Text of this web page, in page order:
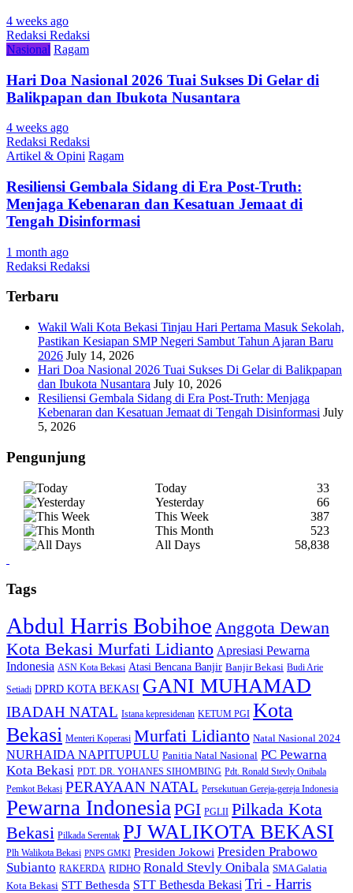
4 weeks ago
Redaksi Redaksi
Nasional Ragam
Hari Doa Nasional 2026 Tuai Sukses Di Gelar di
Balikpapan dan Ibukota Nusantara
4 weeks ago
Redaksi Redaksi
Artikel & Opini Ragam
Resiliensi Gembala Sidang di Era Post-Truth:
Menjaga Kebenaran dan Kesatuan Jemaat di
Tengah Disinformasi
1 month ago
Redaksi Redaksi
Terbaru
Wakil Wali Kota Bekasi Tinjau Hari Pertama Masuk Sekolah,
Pastikan Kesiapan SMP Negeri Sambut Tahun Ajaran Baru
2026 July 14, 2026
Hari Doa Nasional 2026 Tuai Sukses Di Gelar di Balikpapan
dan Ibukota Nusantara July 10, 2026
Resiliensi Gembala Sidang di Era Post-Truth: Menjaga
Kebenaran dan Kesatuan Jemaat di Tengah Disinformasi July
5, 2026
Pengunjung
Today
33
Yesterday
66
This Week
387
This Month
523
All Days
58,838
Tags
Abdul Harris Bobihoe Anggota Dewan
Kota Bekasi Murfati Lidianto Apresiasi Pewarna
Indonesia ASN Kota Bekasi Atasi Bencana Banjir Banjir Bekasi Budi Arie
Setiadi DPRD KOTA BEKASI GANI MUHAMAD
IBADAH NATAL Istana kepresidenan KETUM PGI Kota
Bekasi Menteri Koperasi Murfati Lidianto Natal Nasional 2024
NURHAIDA NAPITUPULU Panitia Natal Nasional PC Pewarna
Kota Bekasi PDT. DR. YOHANES SIHOMBING Pdt. Ronald Stevly Onibala
Pemkot Bekasi PERAYAAN NATAL Persekutuan Gereja-gereja Indonesia
Pewarna IndonesiaPGI PGLII Pilkada Kota
Bekasi Pilkada Serentak PJ WALIKOTA BEKASI
Plh Walikota Bekasi PNPS GMKI Presiden Jokowi Presiden Prabowo
Subianto RAKERDA RIDHO Ronald Stevly Onibala SMA Galatia
Kota Bekasi STT Bethesda STT Bethesda Bekasi Tri - Harris